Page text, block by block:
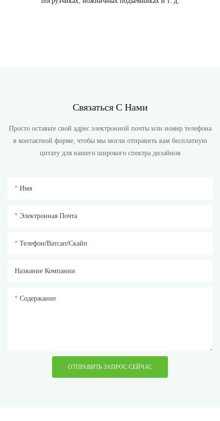
Связаться С Нами
Просто оставьте свой адрес электронной почты или номер телефона
в контактной форме, чтобы мы могли отправить вам бесплатную
цитату для нашего широкого спектра дизайнов
Имя
Электронная Почта
Телефон/ватсап/скайп
Название Компании
Содержание
ОТПРАВИТЬ ЗАПРОС СЕЙЧАС